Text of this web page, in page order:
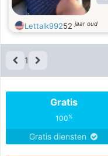
Lettalk99252jaar oud
1
Gratis
100%
Gratis diensten